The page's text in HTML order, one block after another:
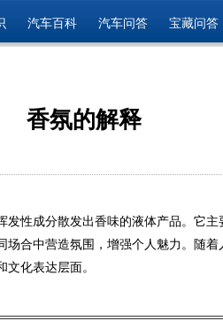
汽车百科 汽车问答 宝藏问答
香氛的解释
发性成分散发出香味的液体产品。它
合中营造氛围，增强个人魅力。随
化表达层面。